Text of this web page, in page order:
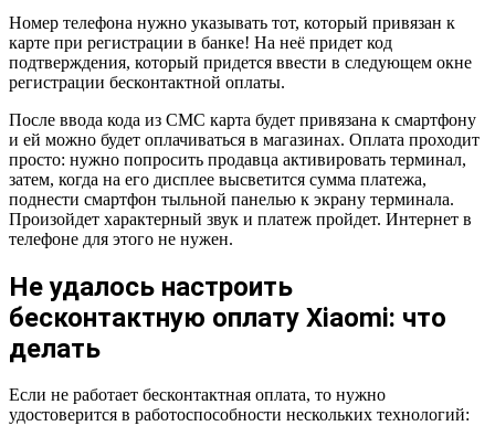
Номер телефона нужно указывать тот, который привязан к
карте при регистрации в банке! На неё придет код
подтверждения, который придется ввести в следующем окне
регистрации бесконтактной оплаты.
После ввода кода из СМС карта будет привязана к смартфону
и ей можно будет оплачиваться в магазинах. Оплата проходит
просто: нужно попросить продавца активировать терминал,
затем, когда на его дисплее высветится сумма платежа,
поднести смартфон тыльной панелью к экрану терминала.
Произойдет характерный звук и платеж пройдет. Интернет в
телефоне для этого не нужен.
Не удалось настроить
бесконтактную оплату Xiaomi: что
делать
Если не работает бесконтактная оплата, то нужно
удостоверится в работоспособности нескольких технологий: